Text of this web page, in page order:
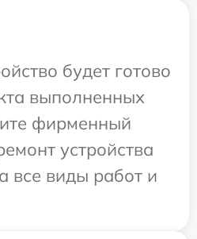
будет готово
выполненных
фирменный
устройства
все виды работ и